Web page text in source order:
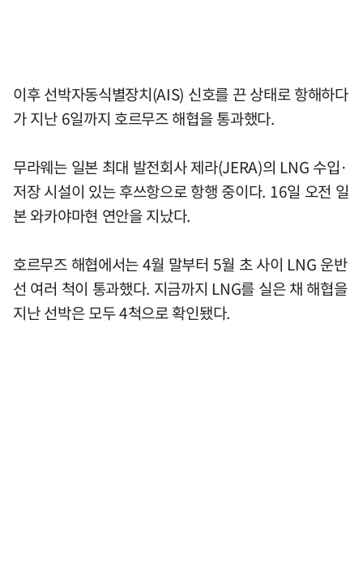
이후 선박자동식별장치(AIS) 신호를 끈 상태로 항해하다
가 지난 6일까지 호르무즈 해협을 통과했다.
무라웨는 일본 최대 발전회사 제라(JERA)의 LNG 수입·
저장 시설이 있는 후쓰항으로 항행 중이다. 16일 오전 일
본 와카야마현 연안을 지났다.
호르무즈 해협에서는 4월 말부터 5월 초 사이 LNG 운반
선 여러 척이 통과했다. 지금까지 LNG를 실은 채 해협을
지난 선박은 모두 4척으로 확인됐다.